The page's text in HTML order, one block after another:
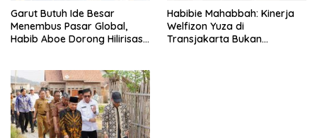
Garut Butuh Ide Besar
Menembus Pasar Global,
Habib Aboe Dorong Hilirisasi
Habibie Mahabbah: Kinerja
Welfizon Yuza di
Transjakarta Bukan